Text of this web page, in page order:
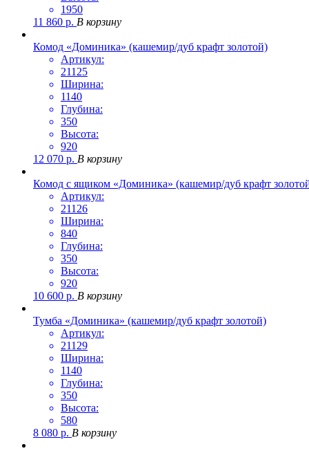
1950
11 860 р. В корзину
Комод «Доминика» (кашемир/дуб крафт золотой)
Артикул:
21125
Ширина:
1140
Глубина:
350
Высота:
920
12 070 р. В корзину
Комод с ящиком «Доминика» (кашемир/дуб крафт
Артикул:
21126
Ширина:
840
Глубина:
350
Высота:
920
10 600 р. В корзину
Тумба «Доминика» (кашемир/дуб крафт золотой)
Артикул:
21129
Ширина:
1140
Глубина:
350
Высота:
580
8 080 р. В корзину